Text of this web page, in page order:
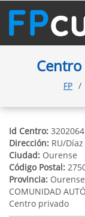
FP
Id Centro:
Dirección: RU/
Ciudad: Ourense
Código Postal:
Provincia: Ourense
COMUNIDAD
Centro privado